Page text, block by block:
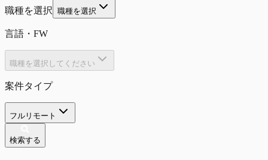
職種を選択 職種を選択
言語・FW
職種を選択してください
案件タイプ
フルリモート
検索する